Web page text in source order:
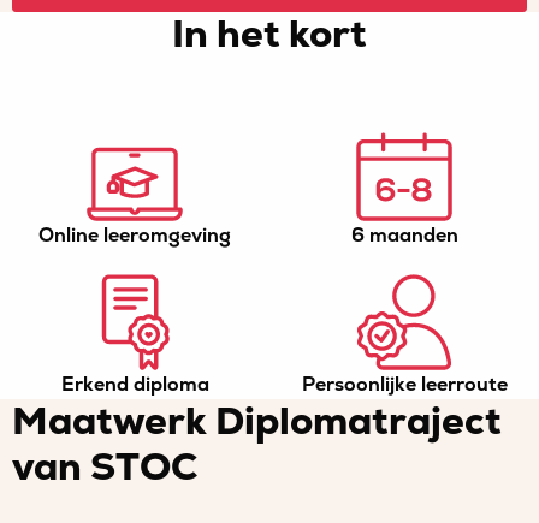
In het kort
Online leeromgeving 6 maanden
Erkend diploma Persoonlijke leerroute
Maatwerk Diplomatraject
van STOC